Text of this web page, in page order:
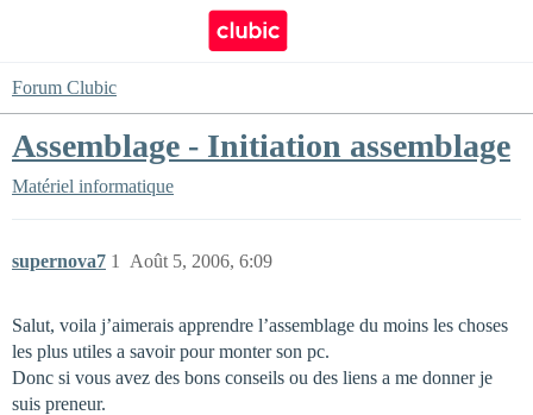
Forum Clubic
Assemblage - Initiation assemblage
Matériel informatique
supernova7 Août 5, 2006, 6:09
1
Salut, voila j’aimerais apprendre l’assemblage du moins les choses
les plus utiles a savoir pour monter son pc.
Donc si vous avez des bons conseils ou des liens a me donner je
suis preneur.